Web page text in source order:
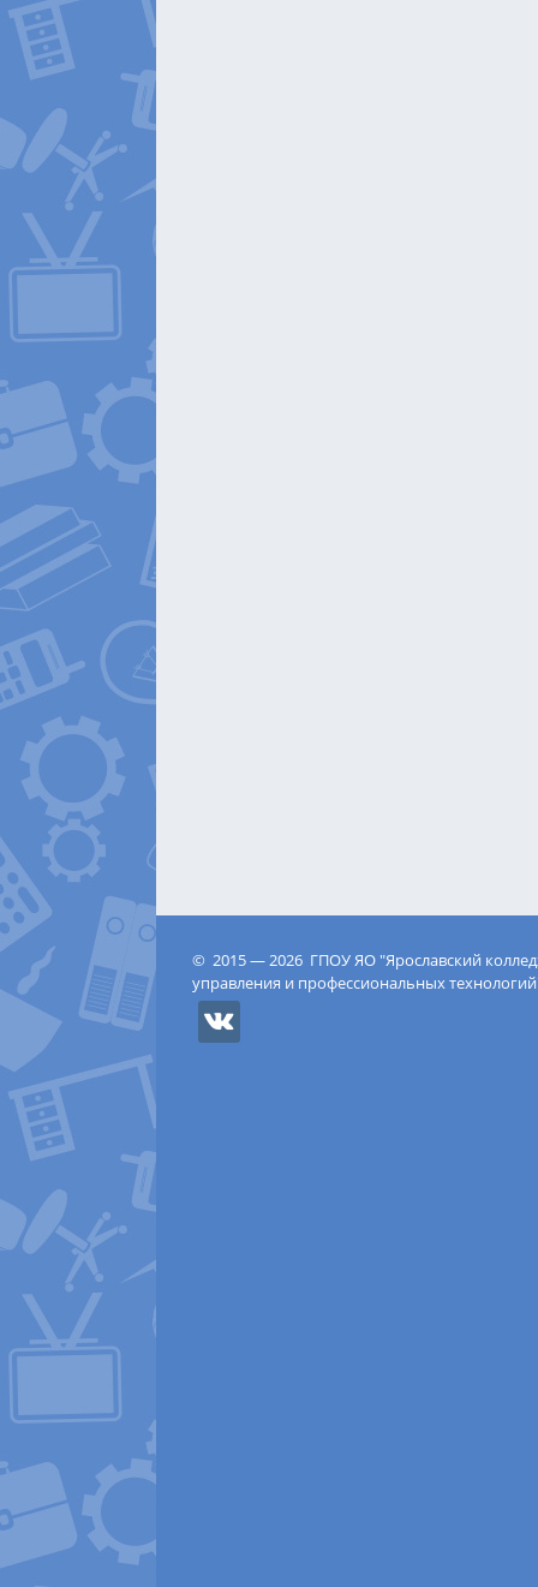
© 2015 — 2026 ГПОУ ЯО "Ярославский
управления и профессиональных